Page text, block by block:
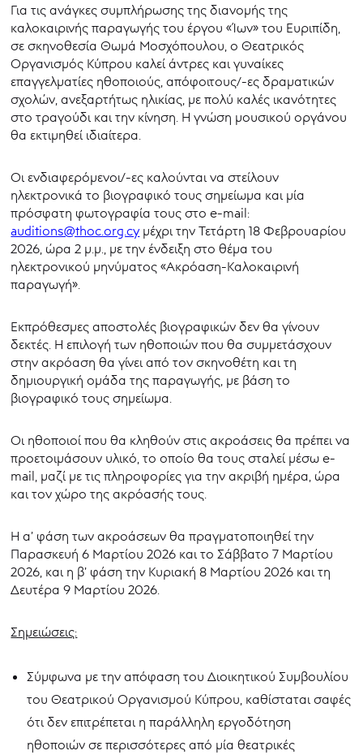
Για τις ανάγκες συμπλήρωσης της διανομής της
καλοκαιρινής παραγωγής του έργου «Ίων» του Ευριπίδη,
σε σκηνοθεσία Θωμά Μοσχόπουλου, ο Θεατρικός
Οργανισμός Κύπρου καλεί άντρες και γυναίκες
επαγγελματίες ηθοποιούς, απόφοιτους/-ες δραματικών
σχολών, ανεξαρτήτως ηλικίας, με πολύ καλές ικανότητες
στο τραγούδι και την κίνηση. Η γνώση μουσικού οργάνου
θα εκτιμηθεί ιδιαίτερα.
Οι ενδιαφερόμενοι/-ες καλούνται να στείλουν
ηλεκτρονικά το βιογραφικό τους σημείωμα και μία
πρόσφατη φωτογραφία τους στο e-mail:
auditions@thoc.org.cyμέχρι την Τετάρτη 18 Φεβρουαρίου
2026, ώρα 2 μ.μ., με την ένδειξη στο θέμα του
ηλεκτρονικού μηνύματος «Ακρόαση-Καλοκαιρινή
παραγωγή».
Εκπρόθεσμες αποστολές βιογραφικών δεν θα γίνουν
δεκτές. Η επιλογή των ηθοποιών που θα συμμετάσχουν
στην ακρόαση θα γίνει από τον σκηνοθέτη και τη
δημιουργική ομάδα της παραγωγής, με βάση το
βιογραφικό τους σημείωμα.
Οι ηθοποιοί που θα κληθούν στις ακροάσεις θα πρέπει να
προετοιμάσουν υλικό, το οποίο θα τους σταλεί μέσω e-
mail, μαζί με τις πληροφορίες για την ακριβή ημέρα, ώρα
και τον χώρο της ακρόασής τους.
Η α’ φάση των ακροάσεων θα πραγματοποιηθεί την
Παρασκευή 6 Μαρτίου 2026 και το Σάββατο 7 Μαρτίου
2026, και η β’ φάση την Κυριακή 8 Μαρτίου 2026 και τη
Δευτέρα 9 Μαρτίου 2026.
Σημειώσεις:
Σύμφωνα με την απόφαση του Διοικητικού Συμβουλίου
του Θεατρικού Οργανισμού Κύπρου, καθίσταται σαφές
ότι δεν επιτρέπεται η παράλληλη εργοδότηση
ηθοποιών σε περισσότερες από μία θεατρικές